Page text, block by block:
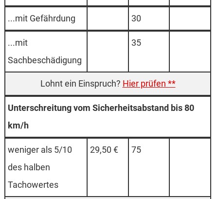
...mit Gefährdung 30
...mit
Sachbeschädigung
35
Hier prüfen **
Unterschreitung vom Sicherheitsabstand bis 80
km/h
weniger als 5/10
des halben
Tachowertes
29,50 € 75